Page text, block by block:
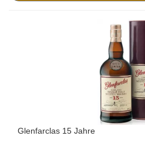
Glenfarclas 15 Jahre